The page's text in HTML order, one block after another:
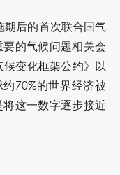
期后的首次联合国气
的气候问题相关会
变化框架公约》以
70%的世界经济被
这一数字逐步接近